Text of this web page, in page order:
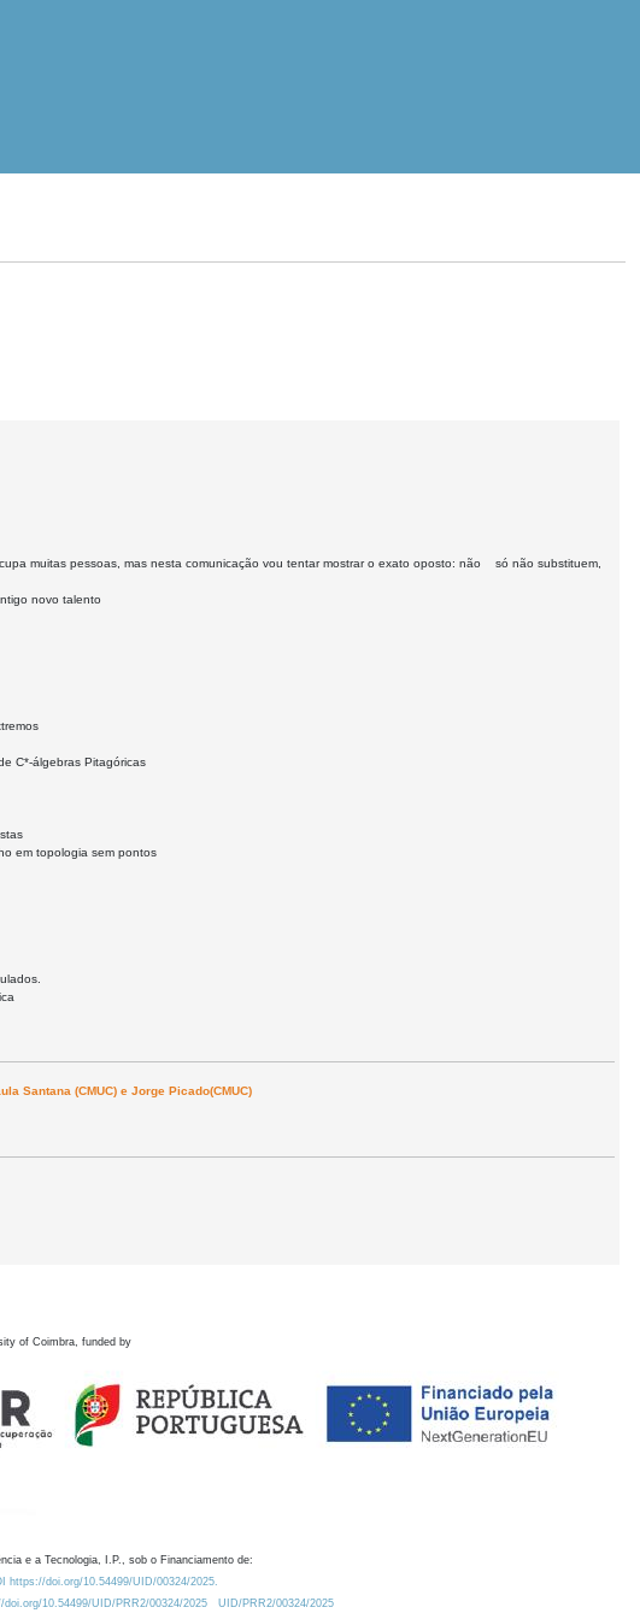
muitas pessoas, mas nesta comunicação vou tentar mostrar o exato oposto: não só não substituem,
novo talento
C*-álgebras Pitagóricas
em topologia sem pontos
Santana (CMUC) e Jorge Picado(CMUC)
of Coimbra, funded by
e a Tecnologia, I.P., sob o Financiamento de:
https://doi.org/10.54499/UID/00324/2025.
doi.org/10.54499/UID/PRR2/00324/2025 UID/PRR2/00324/2025